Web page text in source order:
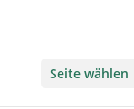
Seite wählen